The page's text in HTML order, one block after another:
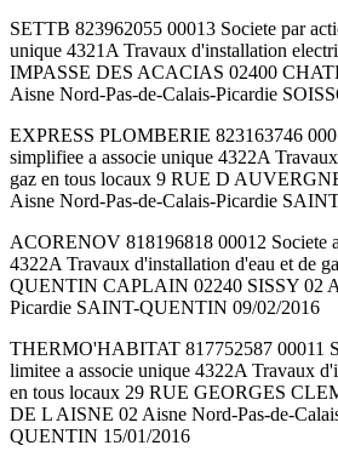
SETTB 823962055 00013 Societe par
unique 4321A Travaux d'installation
IMPASSE DES ACACIAS 02400
Aisne Nord-Pas-de-Calais-Picardie
EXPRESS PLOMBERIE 823163746
simplifiee a associe unique 4322A
gaz en tous locaux 9 RUE D
Aisne Nord-Pas-de-Calais-Picardie
ACORENOV 818196818 00012 Societe
4322A Travaux d'installation d'eau et de
QUENTIN CAPLAIN 02240 SISSY 02
Picardie SAINT-QUENTIN 09/02/2016
THERMO'HABITAT 817752587 00011
limitee a associe unique 4322A Travaux
en tous locaux 29 RUE GEORGES
DE L AISNE 02 Aisne Nord-Pas-de-
QUENTIN 15/01/2016